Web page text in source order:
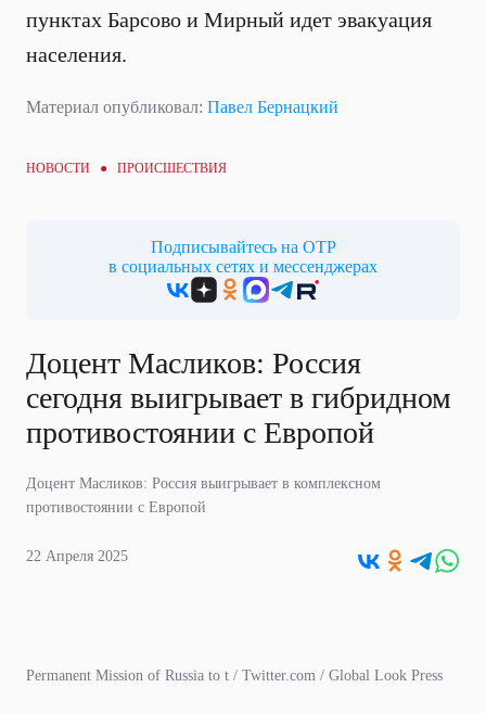
пунктах Барсово и Мирный идет эвакуация
населения.
Материал опубликовал: Павел Бернацкий
НОВОСТИ ● ПРОИСШЕСТВИЯ
Подписывайтесь на ОТР
в социальных сетях и мессенджерах
Доцент Масликов: Россия
сегодня выигрывает в гибридном
противостоянии с Европой
Доцент Масликов: Россия выигрывает в комплексном
противостоянии с Европой
22 Апреля 2025
Permanent Mission of Russia to t / Twitter.com / Global Look Press